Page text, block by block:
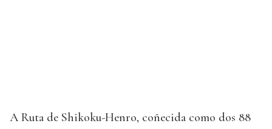
A Ruta de Shikoku-Henro, coñecida como dos 88